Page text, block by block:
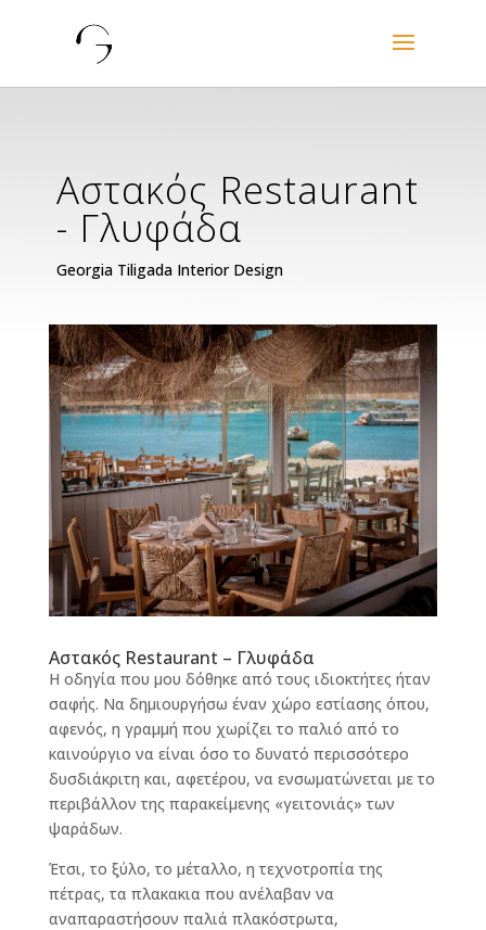
Αστακός Restaurant
- Γλυφάδα
Georgia Tiligada Interior Design
Αστακός Restaurant – Γλυφάδα
Η οδηγία που μου δόθηκε από τους ιδιοκτήτες ήταν
σαφής. Να δημιουργήσω έναν χώρο εστίασης όπου,
αφενός, η γραμμή που χωρίζει το παλιό από το
καινούργιο να είναι όσο το δυνατό περισσότερο
δυσδιάκριτη και, αφετέρου, να ενσωματώνεται με το
περιβάλλον της παρακείμενης «γειτονιάς» των
ψαράδων.
Έτσι, το ξύλο, το μέταλλο, η τεχνοτροπία της
πέτρας, τα πλακακια που ανέλαβαν να
αναπαραστήσουν παλιά πλακόστρωτα,